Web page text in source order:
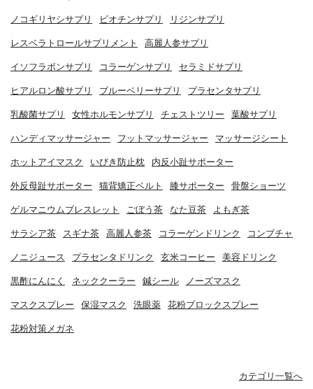
ノコギリヤシサプリ ビオチンサプリ リジンサプリ
レスベラトロールサプリメント 高麗人参サプリ
イソフラボンサプリ コラーゲンサプリ セラミドサプリ
ヒアルロン酸サプリ ブルーベリーサプリ プラセンタサプリ
乳酸菌サプリ 女性ホルモンサプリ チェストツリー 葉酸サプリ
ハンディマッサージャー フットマッサージャー マッサージシート
ホットアイマスク いびき防止枕 内反小趾サポーター
外反母趾サポーター 猫背矯正ベルト 膝サポーター 骨盤ショーツ
ゲルマニウムブレスレット ごぼう茶 なた豆茶 よもぎ茶
サラシア茶 スギナ茶 高麗人参茶 コラーゲンドリンク コンブチャ
ノニジュース プラセンタドリンク 玄米コーヒー 美容ドリンク
黒酢にんにく ネッククーラー 鍼シール ノーズマスク
マスクスプレー 保湿マスク 洗眼薬 花粉ブロックスプレー
花粉対策メガネ
カテゴリ一覧へ